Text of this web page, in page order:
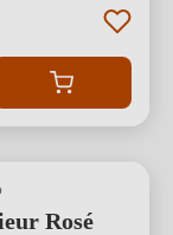
Rosé